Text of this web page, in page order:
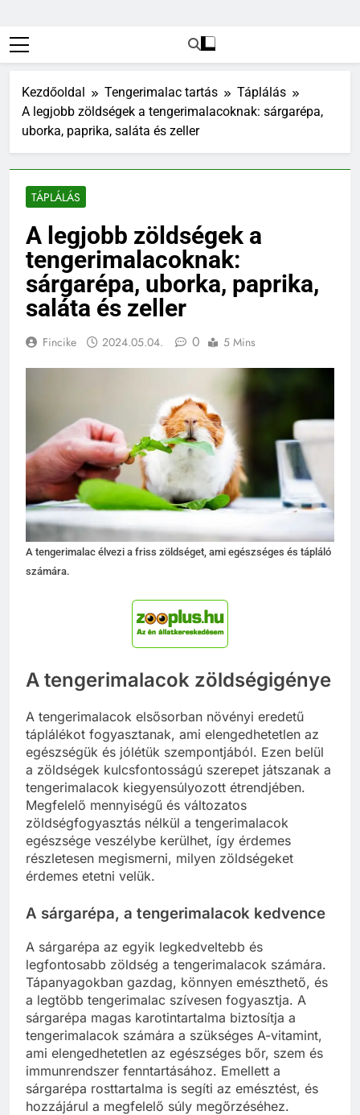
Kezdőoldal Tengerimalac tartás
Táplálás
A legjobb zöldségek a tengerimalacoknak: sárgarépa,
uborka, paprika, saláta és zeller
TÁPLÁLÁS
A legjobb zöldségek a
tengerimalacoknak:
sárgarépa, uborka, paprika,
saláta és zeller
Fincike 2024.05.04. 0 5 Mins
A tengerimalac élvezi a friss zöldséget, ami egészséges és tápláló
számára.
A tengerimalacok zöldségigénye
A tengerimalacok elsősorban növényi eredetű
táplálékot fogyasztanak, ami elengedhetetlen az
egészségük és jólétük szempontjából. Ezen belül
a zöldségek kulcsfontosságú szerepet játszanak a
tengerimalacok kiegyensúlyozott étrendjében.
Megfelelő mennyiségű és változatos
zöldségfogyasztás nélkül a tengerimalacok
egészsége veszélybe kerülhet, így érdemes
részletesen megismerni, milyen zöldségeket
érdemes etetni velük.
A sárgarépa, a tengerimalacok kedvence
A sárgarépa az egyik legkedveltebb és
legfontosabb zöldség a tengerimalacok számára.
Tápanyagokban gazdag, könnyen emészthető, és
a legtöbb tengerimalac szívesen fogyasztja. A
sárgarépa magas karotintartalma biztosítja a
tengerimalacok számára a szükséges A-vitamint,
ami elengedhetetlen az egészséges bőr, szem és
immunrendszer fenntartásához. Emellett a
sárgarépa rosttartalma is segíti az emésztést, és
hozzájárul a megfelelő súly megőrzéséhez.